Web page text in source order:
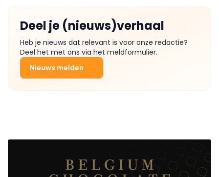
Deel je (nieuws)verhaal
Heb je nieuws dat relevant is voor onze redactie?
Deel het met ons via het meldformulier.
Nieuws melden